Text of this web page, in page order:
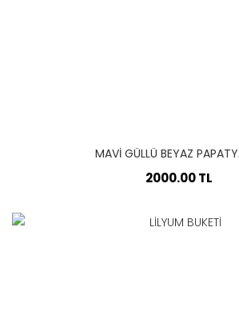
MAVİ GÜLLÜ BEYAZ
2000.00 TL